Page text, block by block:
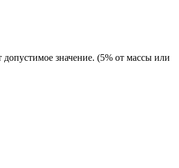
значение. (5% от массы или